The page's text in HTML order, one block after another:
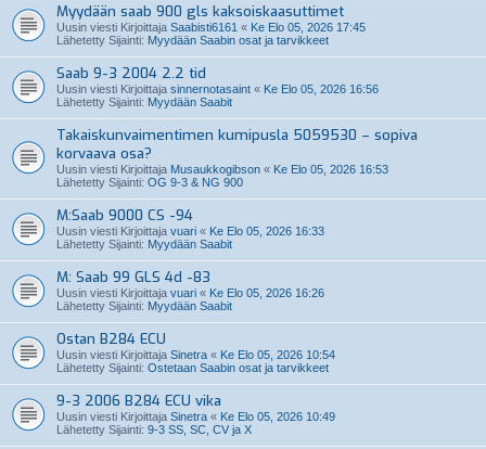
Myydään saab 900 gls kaksoiskaasuttimet
Uusin viesti Kirjoittaja Saabisti6161 « Ke Elo 05, 2026 17:45
Lähetetty Sijainti: Myydään Saabin osat ja tarvikkeet
Saab 9-3 2004 2.2 tid
Uusin viesti Kirjoittaja sinnernotasaint « Ke Elo 05, 2026 16:56
Lähetetty Sijainti: Myydään Saabit
Takaiskunvaimentimen kumipusla 5059530 – sopiva
korvaava osa?
Uusin viesti Kirjoittaja Musaukkogibson « Ke Elo 05, 2026 16:53
Lähetetty Sijainti: OG 9-3 & NG 900
M:Saab 9000 CS -94
Uusin viesti Kirjoittaja vuari « Ke Elo 05, 2026 16:33
Lähetetty Sijainti: Myydään Saabit
M: Saab 99 GLS 4d -83
Uusin viesti Kirjoittaja vuari « Ke Elo 05, 2026 16:26
Lähetetty Sijainti: Myydään Saabit
Ostan B284 ECU
Uusin viesti Kirjoittaja Sinetra « Ke Elo 05, 2026 10:54
Lähetetty Sijainti: Ostetaan Saabin osat ja tarvikkeet
9-3 2006 B284 ECU vika
Uusin viesti Kirjoittaja Sinetra « Ke Elo 05, 2026 10:49
Lähetetty Sijainti: 9-3 SS, SC, CV ja X